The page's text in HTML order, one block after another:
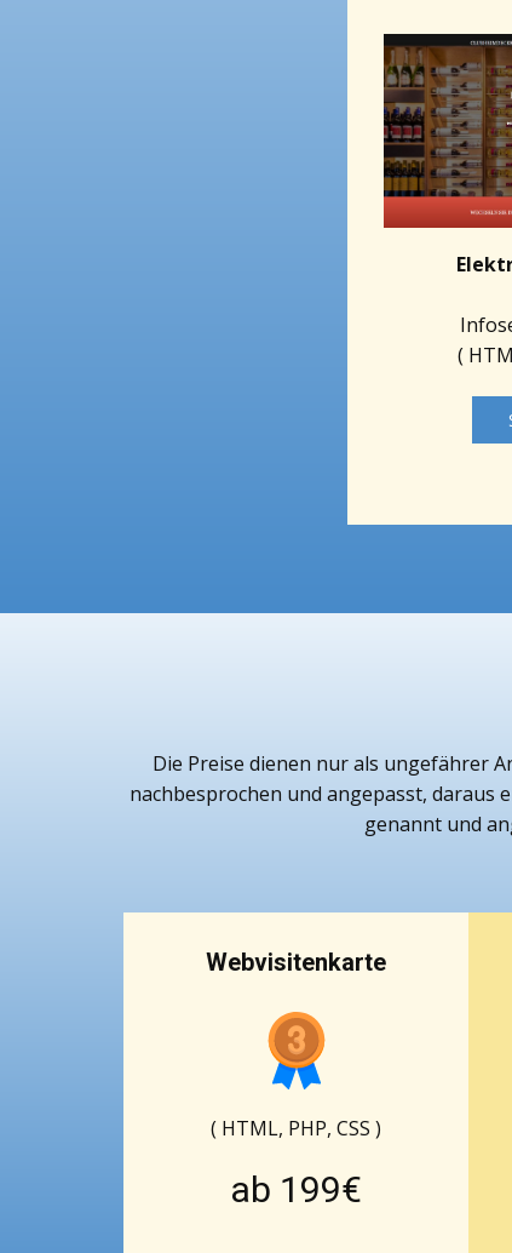
(
Die Preise dienen nur als ungefährer
nachbesprochen und angepasst, daraus
genannt und
Webvisitenkarte
( HTML, PHP, CSS )
ab 199€